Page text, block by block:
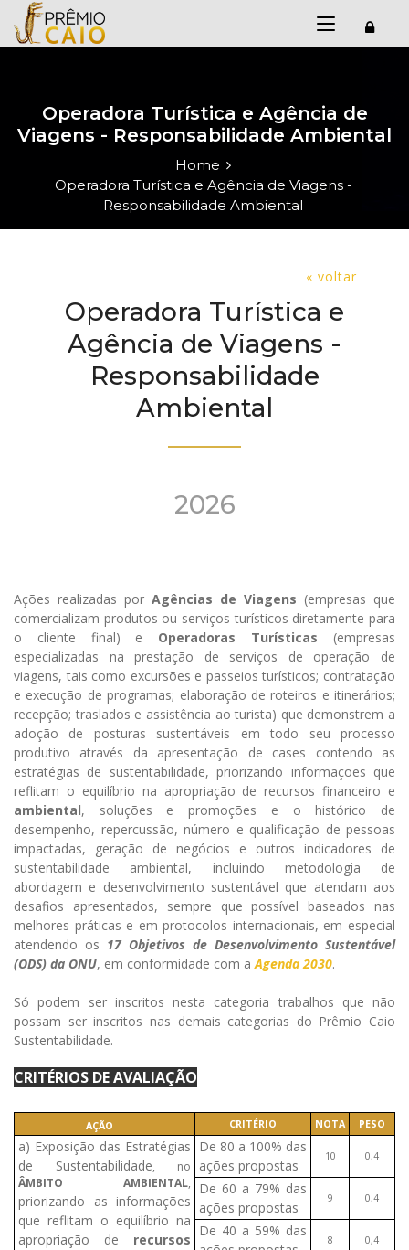
Operadora Turística e Agência de
Viagens - Responsabilidade Ambiental
Home
Operadora Turística e Agência de Viagens -
Responsabilidade Ambiental
« voltar
Operadora Turística e
Agência de Viagens -
Responsabilidade
Ambiental
2026
Ações realizadas por Agências de Viagens (empresas que
comercializam produtos ou serviços turísticos diretamente para
o cliente final) e Operadoras Turísticas (empresas
especializadas na prestação de serviços de operação de
viagens, tais como excursões e passeios turísticos; contratação
e execução de programas; elaboração de roteiros e itinerários;
recepção; traslados e assistência ao turista) que demonstrem a
adoção de posturas sustentáveis em todo seu processo
produtivo através da apresentação de cases contendo as
estratégias de sustentabilidade, priorizando informações que
reflitam o equilíbrio na apropriação de recursos financeiro e
ambiental, soluções e promoções e o histórico de
desempenho, repercussão, número e qualificação de pessoas
impactadas, geração de negócios e outros indicadores de
sustentabilidade ambiental, incluindo metodologia de
abordagem e desenvolvimento sustentável que atendam aos
desafios apresentados, sempre que possível baseados nas
melhores práticas e em protocolos internacionais, em especial
atendendo os 17 Objetivos de Desenvolvimento Sustentável
(ODS) da ONU, em conformidade com aAgenda 2030.
Só podem ser inscritos nesta categoria trabalhos que não
possam ser inscritos nas demais categorias do Prêmio Caio
Sustentabilidade.
CRITÉRIOS DE AVALIAÇÃO
AÇÃO CRITÉRIO NOTA PESO
a) Exposição das Estratégias
de Sustentabilidade, no
ÂMBITO AMBIENTAL,
priorizando as informações
que reflitam o equilíbrio na
apropriação de recursos
De 80 a 100% das
ações propostas
10 0,4
De 60 a 79% das
ações propostas
9 0,4
De 40 a 59% das
8 0,4